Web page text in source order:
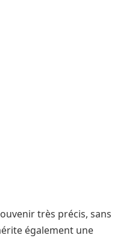
très précis, sans
également une